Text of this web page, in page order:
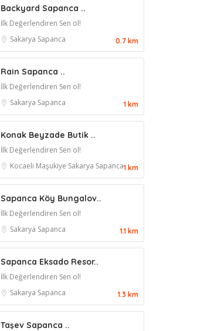
Backyard Sapanca ..
İlk Değerlendiren Sen ol!
Sakarya Sapanca 0.7 km
Rain Sapanca ..
İlk Değerlendiren Sen ol!
Sakarya Sapanca 1 km
Konak Beyzade Butik ..
İlk Değerlendiren Sen ol!
Kocaeli Maşukiye Sakarya Sapanca1 km
Sapanca Köy Bungalov..
İlk Değerlendiren Sen ol!
Sakarya Sapanca 1.1 km
Sapanca Eksado Resor..
İlk Değerlendiren Sen ol!
Sakarya Sapanca 1.3 km
Taşev Sapanca ..